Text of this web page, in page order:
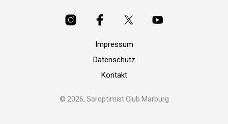
Impressum
Datenschutz
Kontakt
© 2026, Soroptimist Club Marburg